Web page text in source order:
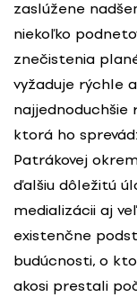
zaslúžene
niekoľko
znečistenia
vyžaduje rýchle
najjednoduchšie
ktorá ho
Patrákovej
ďalšiu dôležitú
medializácii aj
existenčne
budúcnosti, o
akosi prestali